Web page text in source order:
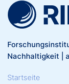
Direkt zum
Nachhaltigkeit |
Startseite